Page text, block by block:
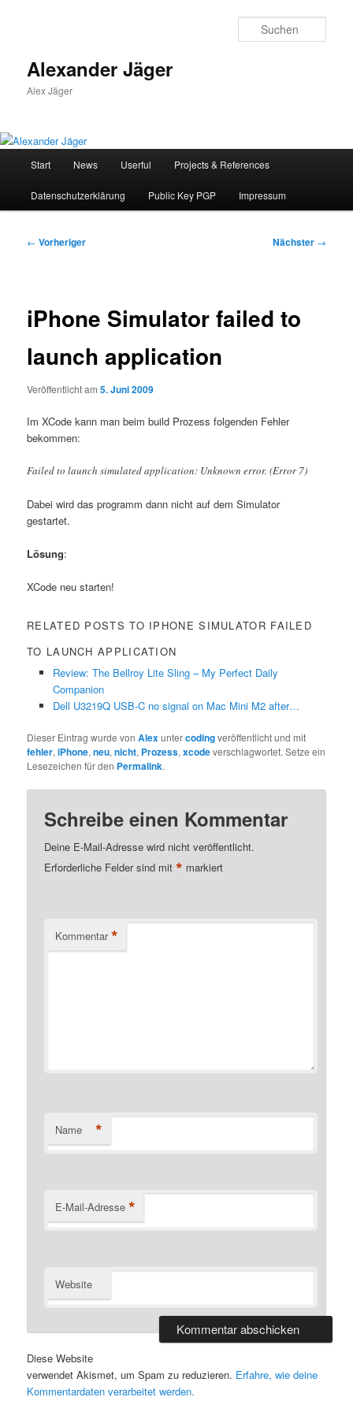
Alexander Jäger
Alex Jäger
Start News Userful Projects & References
Datenschutzerklärung Public Key PGP Impressum
Beitragsnavigation
← Vorheriger Nächster →
iPhone Simulator failed to
launch application
Veröffentlicht am5. Juni 2009
Im XCode kann man beim build Prozess folgenden Fehler
bekommen:
Failed to launch simulated application: Unknown error. (Error 7)
Dabei wird das programm dann nicht auf dem Simulator
gestartet.
Lösung:
XCode neu starten!
RELATED POSTS TO IPHONE SIMULATOR FAILED
TO LAUNCH APPLICATION
Review: The Bellroy Lite Sling – My Perfect Daily
Companion
Dell U3219Q USB-C no signal on Mac Mini M2 after…
Dieser Eintrag wurde vonAlexuntercodingveröffentlicht und mit
fehler,iPhone,neu,nicht, Prozess,xcodeverschlagwortet. Setze ein
Lesezeichen für den Permalink.
Schreibe einen Kommentar
Deine E-Mail-Adresse wird nicht veröffentlicht.
Erforderliche Felder sind mit* markiert
Kommentar *
Name *
E-Mail-Adresse *
Website
Diese Website
verwendet Akismet, um Spam zu reduzieren. Erfahre, wie deine
Kommentardaten verarbeitet werden.